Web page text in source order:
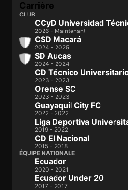
Carrière
CLUB
CCyD Universidad
2026 - Maintenant
CSD Macará
2024 - 2025
SD Aucas
2024 - 2024
CD Técnico
2023 - 2023
Orense SC
2023 - 2023
Guayaquil City FC
2022 - 2022
Liga Deportiva
2019 - 2022
CD El Nacional
2015 - 2018
ÉQUIPE NATIONALE
Ecuador
2020 - 2021
Ecuador Under 20
2017 - 2017